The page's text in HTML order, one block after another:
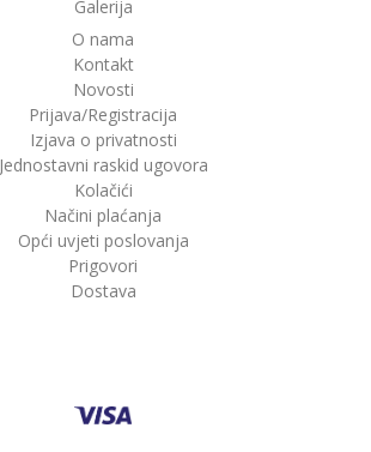
Galerija
O nama
Kontakt
Novosti
Prijava/Registracija
Izjava o privatnosti
Jednostavni raskid ugovora
Kolačići
Načini plaćanja
Opći uvjeti poslovanja
Prigovori
Dostava